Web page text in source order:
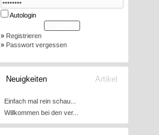
Autologin
» Registrieren
» Passwort vergessen
Neuigkeiten Artikel
Einfach mal rein schau...
Willkommen bei den ver...